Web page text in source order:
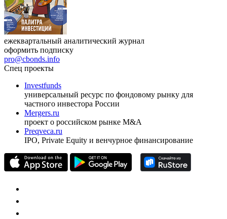
ежеквартальный аналитический журнал
оформить подписку
pro@cbonds.info
Спец проекты
Investfunds
универсальный ресурс по фондовому рынку для
частного инвестора России
Mergers.ru
проект о российском рынке M&A
Preqveca.ru
IPO, Private Equity и венчурное финансирование